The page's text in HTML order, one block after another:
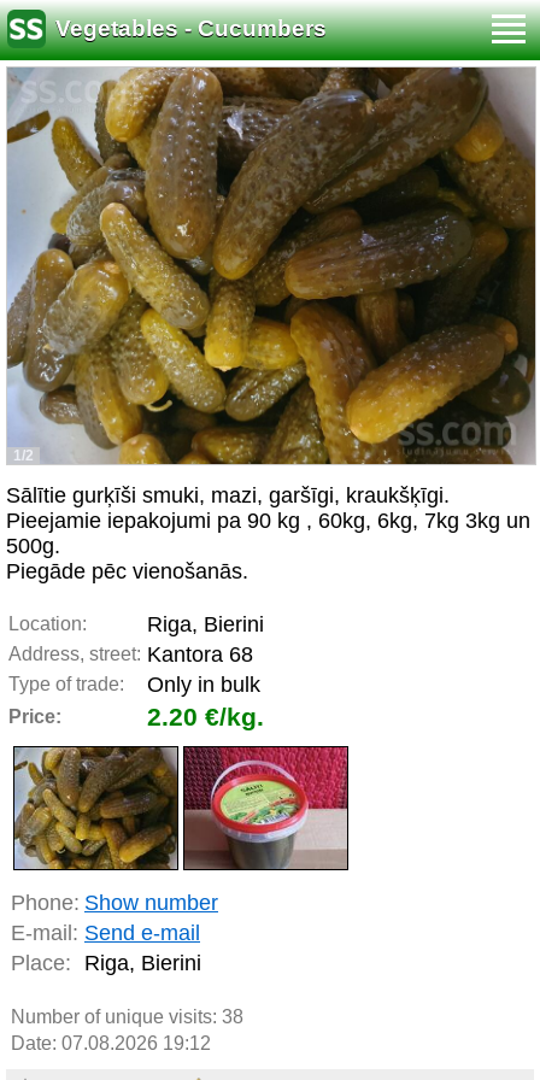
Vegetables - Cucumbers
1/2
Sālītie gurķīši smuki, mazi, garšīgi, kraukšķīgi.
Pieejamie iepakojumi pa 90 kg , 60kg, 6kg, 7kg 3kg un
500g.
Piegāde pēc vienošanās.
Location: Riga, Bierini
Address, street: Kantora 68
Type of trade: Only in bulk
Price: 2.20 €/kg.
Phone: Show number
E-mail: Send e-mail
Place:
Riga, Bierini
Number of unique visits: 38
Date: 07.08.2026 19:12